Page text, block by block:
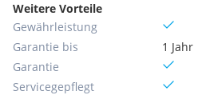
Weitere Vorteile
Gewährleistung
Garantie bis
1 Jahr
Garantie
Servicegepflegt